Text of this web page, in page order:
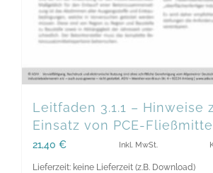
Leitfaden 3.1.1 – Hinweise
Einsatz von PCE-
21,40 € Inkl. MwSt.
Lieferzeit: keine Lieferzeit (z.B. Download)